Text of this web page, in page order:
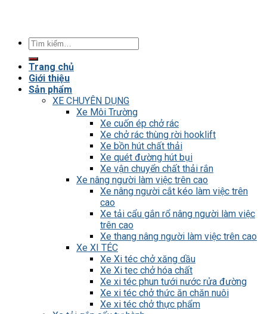
Tìm
Trang chủ
Giới thiệu
Sản phẩm
XE CHUYÊN DỤNG
Xe Môi Trường
Xe cuốn ép chở rác
Xe chở rác thùng rời hooklift
Xe bồn hút chất thải
Xe quét đường hút bụi
Xe vận chuyển chất thải rắn
Xe nâng người làm việc trên cao
Xe nâng người cắt kéo làm việc trên
cao
Xe tải cẩu gắn rổ nâng người làm việc
trên cao
Xe thang nâng người làm việc trên cao
Xe XI TÉC
Xe Xi téc chở xăng dầu
Xe Xi tec chở hóa chất
Xe xi téc phun tưới nước rửa đường
Xe xi téc chở thức ăn chăn nuôi
Xe xi téc chở thực phẩm